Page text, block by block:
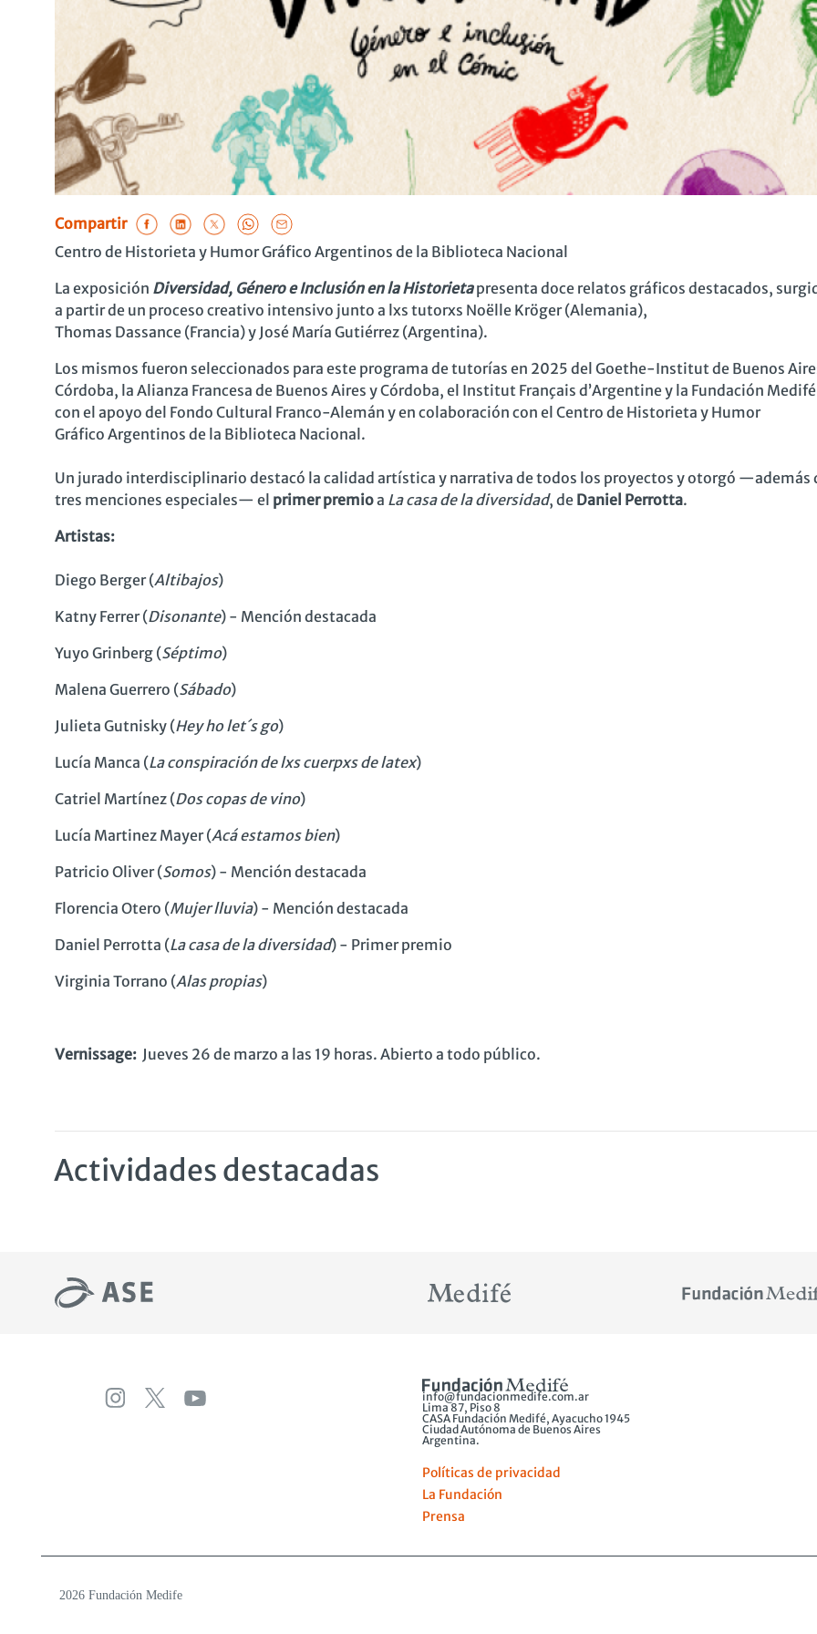
Compartir
Centro de Historieta y Humor Gráfico Argentinos de la Biblioteca Nacional
La exposición Diversidad, Género e Inclusión en la Historietapresenta doce relatos gráficos destacados,
a partir de un proceso creativo intensivo junto a lxs tutorxs Noëlle Kröger (Alemania),
Thomas Dassance (Francia) y José María Gutiérrez (Argentina).
Los mismos fueron seleccionados para este programa de tutorías en 2025 del Goethe-Institutde Buenos
Córdoba, la Alianza Francesa de Buenos Aires y Córdoba, el Institut Français d’Argentine y la Fundación Medifé
con el apoyo del Fondo Cultural Franco-Alemán y en colaboración con el Centro de Historieta y Humor
Gráfico Argentinos de la Biblioteca Nacional.
Un jurado interdisciplinario destacó la calidad artística y narrativa de todos los proyectos y otorgó —además
tres menciones especiales— el primer premioa La casa de la diversidad, de Daniel Perrotta.
Artistas:
Diego Berger (Altibajos)
Katny Ferrer (Disonante) - Mención destacada
Yuyo Grinberg (Séptimo)
Malena Guerrero (Sábado)
Julieta Gutnisky (Hey ho let´s go)
Lucía Manca (La conspiración de lxs cuerpxs de latex)
Catriel Martínez (Dos copas de vino)
Lucía Martinez Mayer (Acá estamos bien)
Patricio Oliver (Somos) - Mención destacada
Florencia Otero (Mujer lluvia) - Mención destacada
Daniel Perrotta (La casa de la diversidad) - Primer premio
Virginia Torrano (Alas propias)
Vernissage: Jueves 26 de marzo a las 19 horas. Abierto a todo público.
Actividades destacadas
info@fundacionmedife.com.ar
Lima 87, Piso 8
CASA Fundación Medifé, Ayacucho 1945
Ciudad Autónoma de Buenos Aires
Argentina.
Políticas de privacidad
La Fundación
Prensa
2026 Fundación Medife